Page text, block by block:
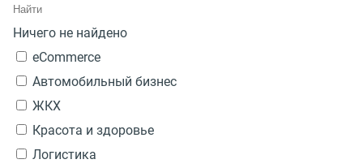
Ничего не найдено
eCommerce
Автомобильный бизнес
ЖКХ
Красота и здоровье
Логистика